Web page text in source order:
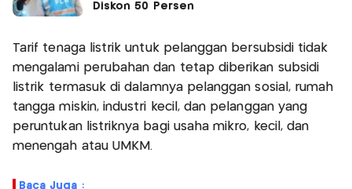
Diskon 50 Persen
Tarif tenaga listrik untuk pelanggan bersubsidi tidak
mengalami perubahan dan tetap diberikan subsidi
listrik termasuk di dalamnya pelanggan sosial, rumah
tangga miskin, industri kecil, dan pelanggan yang
peruntukan listriknya bagi usaha mikro, kecil, dan
menengah atau UMKM.
Baca Juga :